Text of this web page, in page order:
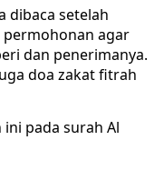
dibaca setelah
permohonan agar
dan penerimanya.
doa zakat fitrah
pada surah Al